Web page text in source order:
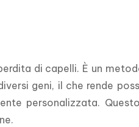
di capelli. È un
geni, il che rende
personalizzata.